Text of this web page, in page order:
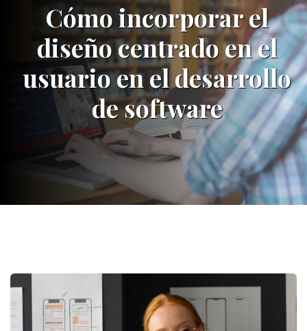
Cómo incorporar el
diseño centrado en el
usuario en el desarrollo
de software